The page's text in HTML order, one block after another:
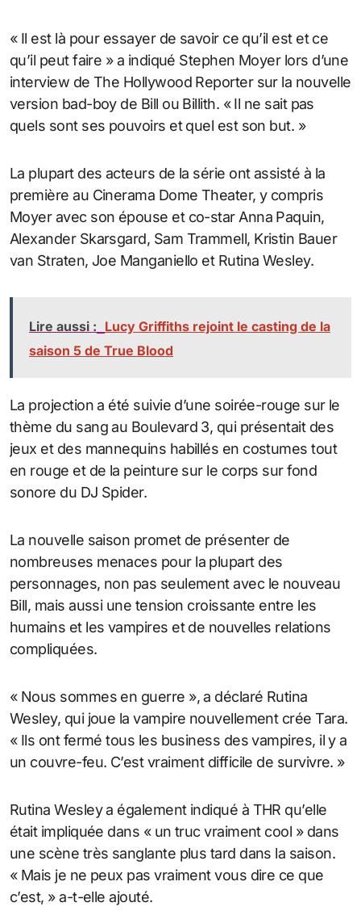
« Il est là pour essayer de savoir ce qu’il est et ce
qu’il peut faire » a indiqué Stephen Moyer lors d’une
interview de The Hollywood Reporter sur la nouvelle
version bad-boy de Bill ou Billith. « Il ne sait pas
quels sont ses pouvoirs et quel est son but. »
La plupart des acteurs de la série ont assisté à la
première au Cinerama Dome Theater, y compris
Moyer avec son épouse et co-star Anna Paquin,
Alexander Skarsgard, Sam Trammell, Kristin Bauer
van Straten, Joe Manganiello et Rutina Wesley.
Lire aussi : Lucy Griffiths rejoint le casting de la
saison 5 de True Blood
La projection a été suivie d’une soirée-rouge sur le
thème du sang au Boulevard 3, qui présentait des
jeux et des mannequins habillés en costumes tout
en rouge et de la peinture sur le corps sur fond
sonore du DJ Spider.
La nouvelle saison promet de présenter de
nombreuses menaces pour la plupart des
personnages, non pas seulement avec le nouveau
Bill, mais aussi une tension croissante entre les
humains et les vampires et de nouvelles relations
compliquées.
« Nous sommes en guerre », a déclaré Rutina
Wesley, qui joue la vampire nouvellement crée Tara.
« Ils ont fermé tous les business des vampires, il y a
un couvre-feu. C’est vraiment difficile de survivre. »
Rutina Wesley a également indiqué à THR qu’elle
était impliquée dans « un truc vraiment cool » dans
une scène très sanglante plus tard dans la saison.
« Mais je ne peux pas vraiment vous dire ce que
c’est, » a-t-elle ajouté.